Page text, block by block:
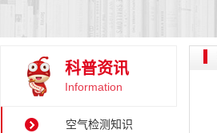
科普资讯
Information
空气检测知识